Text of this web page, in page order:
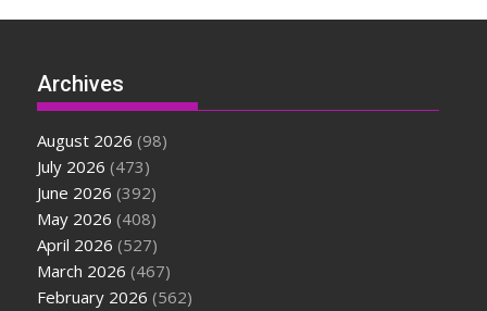
Archives
August 2026 (98)
July 2026 (473)
June 2026 (392)
May 2026 (408)
April 2026 (527)
March 2026 (467)
February 2026 (562)